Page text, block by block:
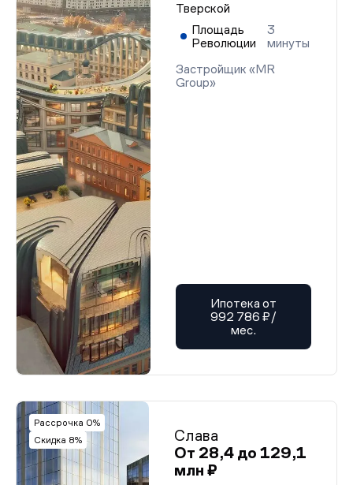
Тверской
Площадь
Революции
3
минуты
Застройщик «MR
Group»
Ипотека от
992 786 ₽/
мес.
Рассрочка 0%
Скидка 8%
Слава
От 28,4 до 129,1
млн ₽